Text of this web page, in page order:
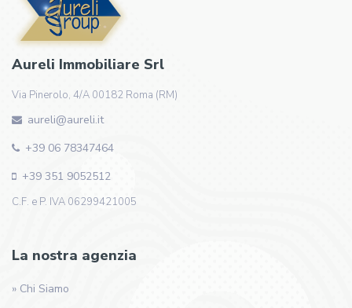
Aureli Immobiliare Srl
Via Pinerolo, 4/A 00182 Roma (RM)
aureli@aureli.it
+39 06 78347464
+39 351 9052512
C.F. e P. IVA 06299421005
La nostra agenzia
» Chi Siamo